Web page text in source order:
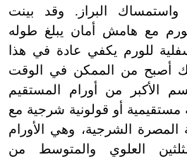
البراز. وقد بينت
مع هامش أمان يبلغ طوله
للورم يكفي عادة في هذا
أصبح من الممكن في الوقت
الأكبر من أورام المستقيم
مستقيمية أو قولونية شرجية مع
الشرجية، وهي الأورام
العلوي والمتوسط من